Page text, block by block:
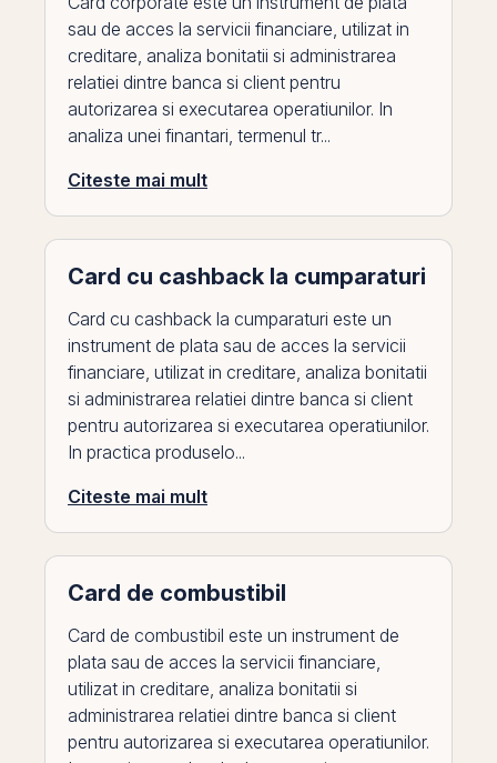
sau de acces la servicii financiare, utilizat in
creditare, analiza bonitatii si administrarea
relatiei dintre banca si client pentru
autorizarea si executarea operatiunilor. In
analiza unei finantari, termenul tr...
Citeste mai mult
Card cu cashback la cumparaturi
Card cu cashback la cumparaturi este un
instrument de plata sau de acces la servicii
financiare, utilizat in creditare, analiza bonitatii
si administrarea relatiei dintre banca si client
pentru autorizarea si executarea operatiunilor.
In practica produselo...
Citeste mai mult
Card de combustibil
Card de combustibil este un instrument de
plata sau de acces la servicii financiare,
utilizat in creditare, analiza bonitatii si
administrarea relatiei dintre banca si client
pentru autorizarea si executarea operatiunilor.